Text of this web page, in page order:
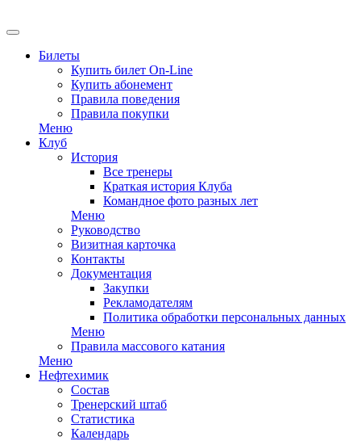
Билеты
Купить билет On-Line
Купить абонемент
Правила поведения
Правила покупки
Меню
Клуб
История
Все тренеры
Краткая история Клуба
Командное фото разных лет
Меню
Руководство
Визитная карточка
Контакты
Документация
Закупки
Рекламодателям
Политика обработки персональных данных
Меню
Правила массового катания
Меню
Нефтехимик
Состав
Тренерский штаб
Статистика
Календарь